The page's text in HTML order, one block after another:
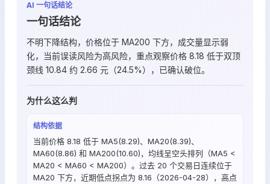
AI 一句话结论
一句话结论
不明下降结构，价格位于 MA200 下方，成交量显示弱
化，当前误读风险为高风险，重点观察价格 8.18 低于双顶
颈线 10.84 约 2.66 元（24.5%），已确认破位。
为什么这么判
结构依据
当前价格 8.18 低于 MA5(8.29)、MA20(8.39)、
MA60(8.86) 和 MA200(10.60)，均线呈空头排列（MA5 <
MA20 < MA60 < MA200）。过去 20 个交易日连续位于
MA20 下方，近期低点拐点为 8.16（2026-04-28），高点